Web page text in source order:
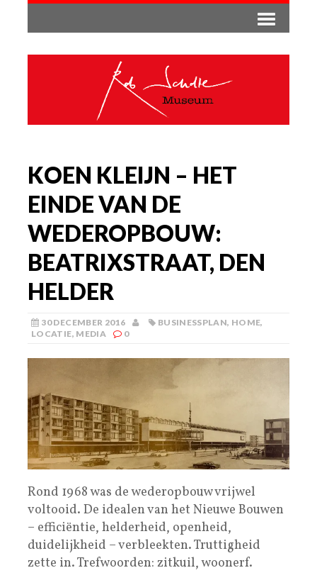
KOEN KLEIJN – HET
EINDE VAN DE
WEDEROPBOUW:
BEATRIXSTRAAT, DEN
HELDER
30 DECEMBER 2016 BUSINESSPLAN, HOME,
LOCATIE, MEDIA 0
Rond 1968 was de wederopbouw vrijwel
voltooid. De idealen van het Nieuwe Bouwen
– efficiëntie, helderheid, openheid,
duidelijkheid – verbleekten. Truttigheid
zette in. Trefwoorden: zitkuil, woonerf.